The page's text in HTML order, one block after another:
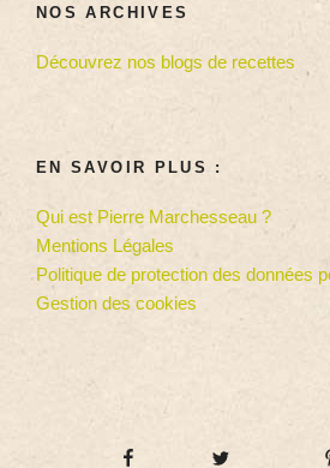
NOS ARCHIVES
Découvrez nos blogs de recettes
EN SAVOIR PLUS :
Qui est Pierre Marchesseau ?
Mentions Légales
Politique de protection des données
Gestion des cookies